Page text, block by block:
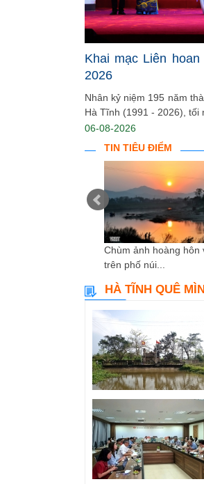
Khai mạc Liên
2026
Nhân kỷ niệm 195 năm
Hà Tĩnh (1991 - 2026), tối
06-08-2026
TIN TIÊU ĐIỂM
Chùm ảnh hoàng hôn
trên phố núi...
HÀ TĨNH QUÊ